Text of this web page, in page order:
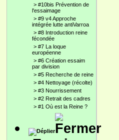
> #10bis Prévention de
l'essaimage
> #9 v4 Approche
intégrée lutte antiVarroa
> #8 Introduction reine
fécondée
> #7 La loque
européenne
> #6 Création essaim
par division
> #5 Recherche de reine
> #4 Nettoyage (récolte)
> #3 Nourrissement
> #2 Retrait des cadres
> #1 Où est la Reine ?